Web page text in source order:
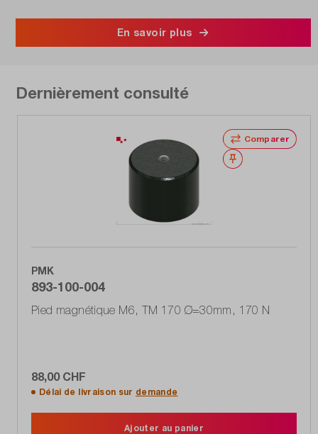
En savoir plus
Dernièrement consulté
Comparer
Noter
PMK
893-100-004
Pied magnétique M6, TM 170 Ø=30mm, 170 N
88,00 CHF
Délai de livraison sur demande
Ajouter au panier